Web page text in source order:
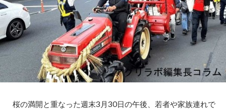
桜の満開と重なった週末3月30日の午後、若者や家族連れで